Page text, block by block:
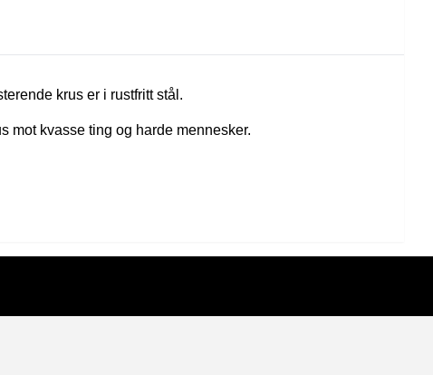
krus er i rustfritt stål.
mot kvasse ting og harde mennesker.